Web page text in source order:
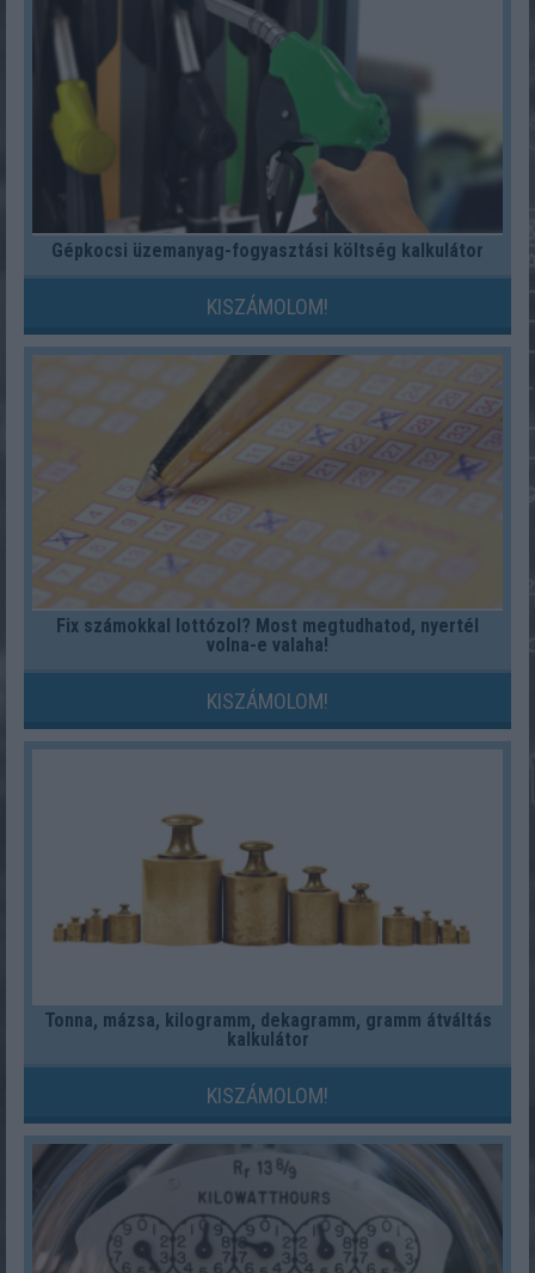
Gépkocsi üzemanyag-fogyasztási költség kalkulátor
KISZÁMOLOM!
Fix számokkal lottózol? Most megtudhatod, nyertél
volna-e valaha!
KISZÁMOLOM!
Tonna, mázsa, kilogramm, dekagramm, gramm átváltás
kalkulátor
KISZÁMOLOM!